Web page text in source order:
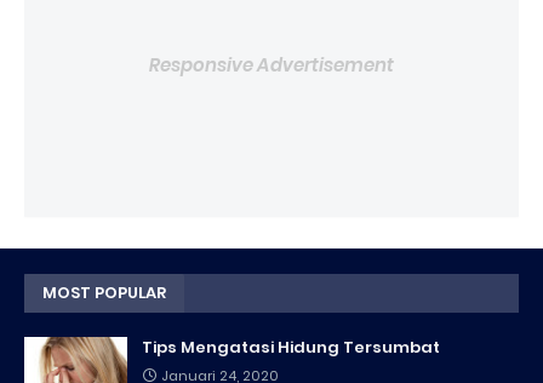
Responsive Advertisement
MOST POPULAR
Tips Mengatasi Hidung Tersumbat
Januari 24, 2020